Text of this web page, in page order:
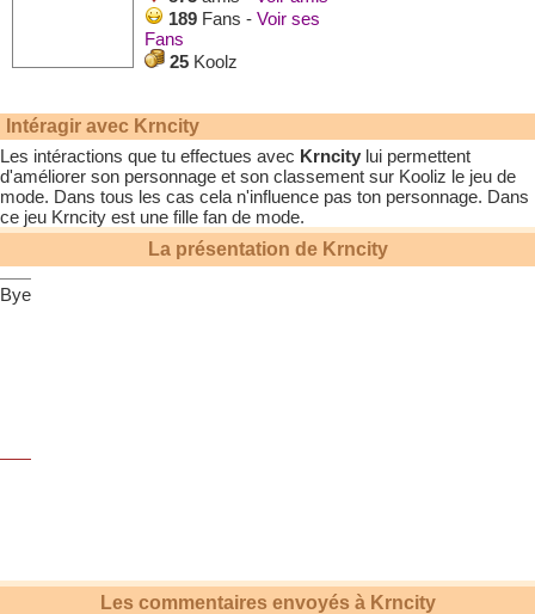
189 Fans - Voir ses
Fans
25 Koolz
Intéragir avec Krncity
Les intéractions que tu effectues avec Krncity lui permettent
d'améliorer son personnage et son classement sur Kooliz le jeu de
mode. Dans tous les cas cela n'influence pas ton personnage. Dans
ce jeu Krncity est une fille fan de mode.
La présentation de Krncity
Bye
Les commentaires envoyés à Krncity